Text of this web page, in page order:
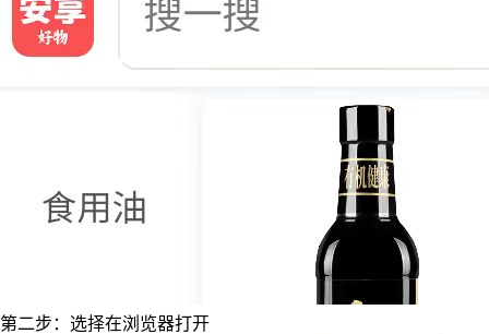
第二步：选择在浏览器打开